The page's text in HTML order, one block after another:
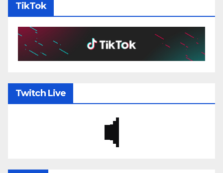
TikTok
Twitch Live